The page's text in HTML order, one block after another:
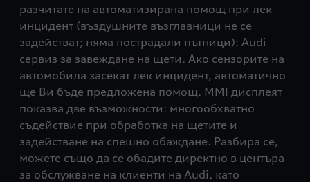
разчитате на автоматизирана помощ при лек
инцидент (въздушните възглавници не се
задействат; няма пострадали пътници): Audi
сервиз за завеждане на щети. Ако сензорите на
автомобила засекат лек инцидент, автоматично
ще Ви бъде предложена помощ. MMI дисплеят
показва две възможности: многообхватно
съдействие при обработка на щетите и
задействане на спешно обаждане. Разбира се,
можете също да се обадите директно в центъра
за обслужване на клиенти на Audi, като